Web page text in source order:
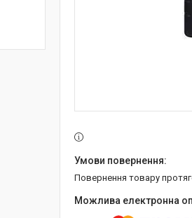
повернення товару